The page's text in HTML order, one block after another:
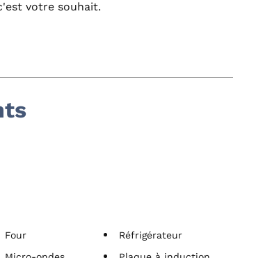
votre souhait.
Four
Réfrigérateur